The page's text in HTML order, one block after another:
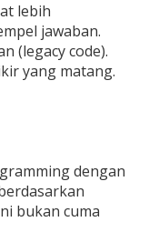
lebih
jawaban.
(legacy code).
yang matang.
dengan
bukan cuma